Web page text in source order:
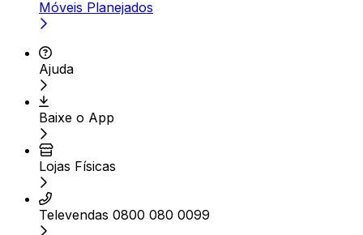
Móveis Planejados
Ajuda
Baixe o App
Lojas Físicas
Televendas 0800 080 0099